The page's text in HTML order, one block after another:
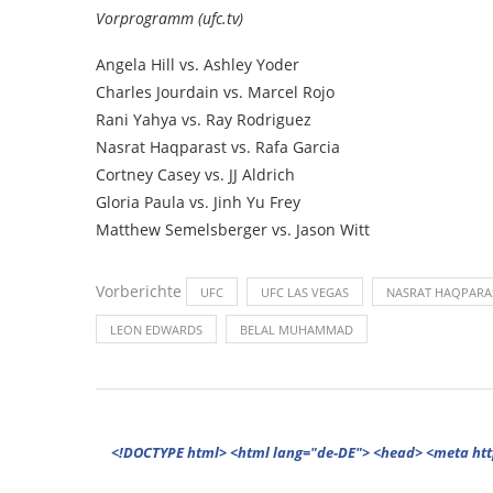
Vorprogramm (ufc.tv)
Angela Hill vs. Ashley Yoder
Charles Jourdain vs. Marcel Rojo
Rani Yahya vs. Ray Rodriguez
Nasrat Haqparast vs. Rafa Garcia
Cortney Casey vs. JJ Aldrich
Gloria Paula vs. Jinh Yu Frey
Matthew Semelsberger vs. Jason Witt
Vorberichte UFC UFC LAS VEGAS NASRAT
LEON EDWARDS BELAL MUHAMMAD
<!DOCTYPE html> <html lang="de-DE"> <head> <meta http-equiv="Content-Type" content="text/html; charset=UTF-8"/> <meta name="google-site-verification" content="cVGVUvWocm1gvSHxvrjHxzeA4oYlTAvZPb6G_EJBd1U" /> <!-- This website is powered by TYPO3 - inspiring people to share! TYPO3 is a free open source Content Management Framework initially created by Kasper Skaarhoj and licensed under GNU/GPL. TYPO3 is copyright 1998-2022 of Kasper Skaarhoj. Extensions are copyright of their respective owners. Information and contribution at https://typo3.org/ --> <base href="."> <title>News</title> <meta name="generator" content="TYPO3 CMS"/> <meta name="viewport" content="width=device-width,minimum-scale=1"/> <meta name="revisit-after" content="1 days"/> <meta name="allow-search" content="yes"/> <link rel="stylesheet" type="text/css" href="//fonts.googleapis.com/